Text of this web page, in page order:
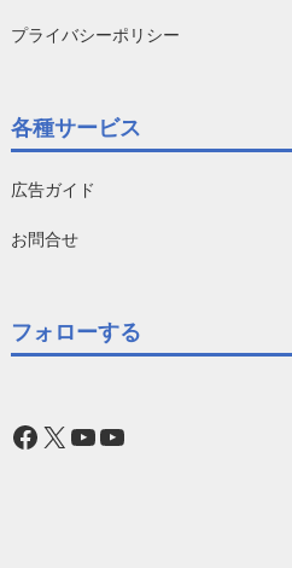
プライバシーポリシー
各種サービス
広告ガイド
お問合せ
フォローする
Facebook
X YouTube
YouTube